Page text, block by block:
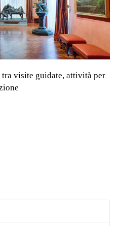
tra visite guidate, attività per